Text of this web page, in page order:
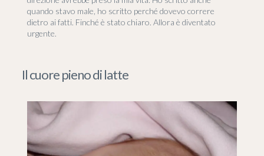
quando stavo male, ho scritto perché dovevo correre
dietro ai fatti. Finché è stato chiaro. Allora è diventato
urgente.
Il cuore pieno di latte